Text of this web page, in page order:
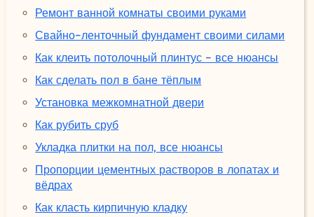
Ремонт ванной комнаты своими руками
Свайно-ленточный фундамент своими силами
Как клеить потолочный плинтус - все нюансы
Как сделать пол в бане тёплым
Установка межкомнатной двери
Как рубить сруб
Укладка плитки на пол, все нюансы
Пропорции цементных растворов в лопатах и
вёдрах
Как класть кирпичную кладку